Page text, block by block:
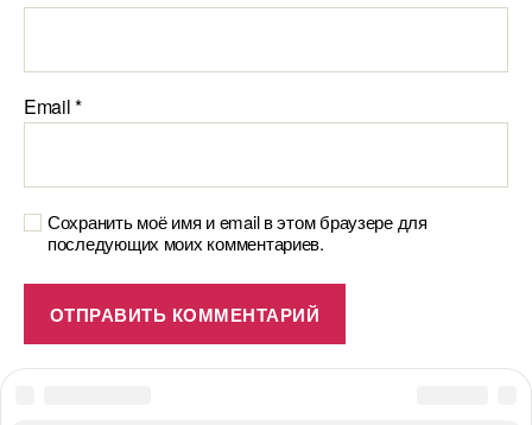
Email*
Сохранить моё имя и email в этом браузере для
последующих моих комментариев.